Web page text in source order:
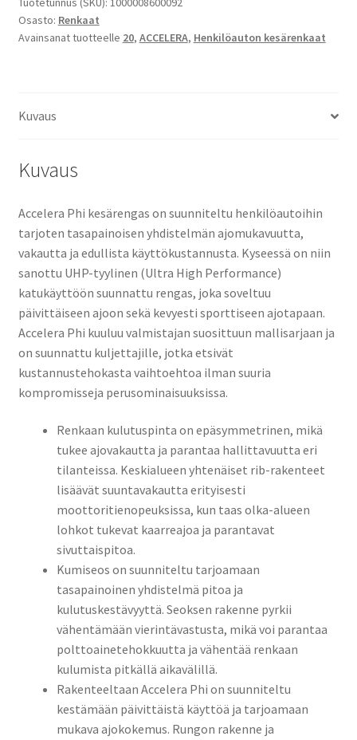
määrä
Osasto: Renkaat
Avainsanat tuotteelle 20, ACCELERA, Henkilöauton kesärenkaat
Kuvaus
Kuvaus
Accelera Phi kesärengas on suunniteltu henkilöautoihin
tarjoten tasapainoisen yhdistelmän ajomukavuutta,
vakautta ja edullista käyttökustannusta. Kyseessä on niin
sanottu UHP-tyylinen (Ultra High Performance)
katukäyttöön suunnattu rengas, joka soveltuu
päivittäiseen ajoon sekä kevyesti sporttiseen ajotapaan.
Accelera Phi kuuluu valmistajan suosittuun mallisarjaan ja
on suunnattu kuljettajille, jotka etsivät
kustannustehokasta vaihtoehtoa ilman suuria
kompromisseja perusominaisuuksissa.
Renkaan kulutuspinta on epäsymmetrinen, mikä
tukee ajovakautta ja parantaa hallittavuutta eri
tilanteissa. Keskialueen yhtenäiset rib-rakenteet
lisäävät suuntavakautta erityisesti
moottoritienopeuksissa, kun taas olka-alueen
lohkot tukevat kaarreajoa ja parantavat
sivuttaispitoa.
Kumiseos on suunniteltu tarjoamaan
tasapainoinen yhdistelmä pitoa ja
kulutuskestävyyttä. Seoksen rakenne pyrkii
vähentämään vierintävastusta, mikä voi parantaa
polttoainetehokkuutta ja vähentää renkaan
kulumista pitkällä aikavälillä.
Rakenteeltaan Accelera Phi on suunniteltu
kestämään päivittäistä käyttöä ja tarjoamaan
mukava ajokokemus. Rungon rakenne ja